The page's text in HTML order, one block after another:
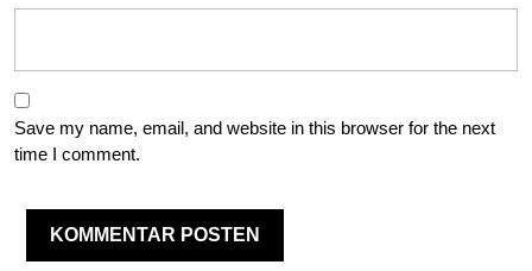
Save my name, email, and website in this browser for the next
time I comment.